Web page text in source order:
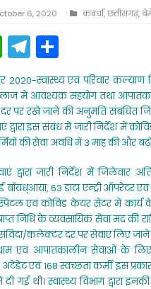
6, 2020 कवर्धा,छत्तीसगढ़,
W
h
a
ts
A
p
p
T
el
e
gr
a
m
S
h
ar
e
स्वास्थ्य एवं परिवार कल्याण
में आवश्यक सहयोग तथा
पर रखे जाने की अनुमति संबंधित
द्वारा इस संबंध में जारी निर्देश में
की सेवा अवधि में 3 माह की और
द्वारा जारी निर्देश में जिलेवार
बॉयध्आया, 63 डाटा एन्ट्री ऑपरेटर
एवं कोविड केयर सेंटर में कार्य
निधि के व्यवसायिक सेवा मद की
संविदा/कलेक्टर दर पर सेवाएं लिए जाने
एवं आपातकालीन सेवाओं के लिए
एवं 168 स्वच्छता कर्मी इस
गई थी। स्वास्थ्य विभाग द्वारा